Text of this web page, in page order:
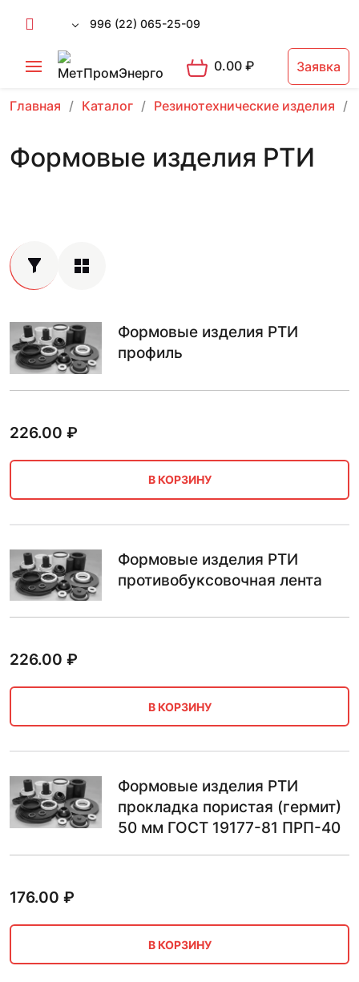
996 (22) 065-25-09
0.00₽ Заявка
Главная Каталог Резинотехнические изделия
Формовые изделия РТИ
Формовые изделия РТИ
профиль
226.00 ₽
В КОРЗИНУ
Формовые изделия РТИ
противобуксовочная лента
226.00 ₽
В КОРЗИНУ
Формовые изделия РТИ
прокладка пористая (гермит)
50 мм ГОСТ 19177-81 ПРП-40
176.00 ₽
В КОРЗИНУ